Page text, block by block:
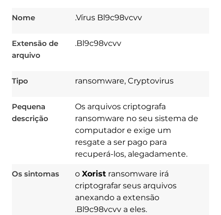
Nome .Vírus Bl9c98vcvv
Extensão de
arquivo
.Bl9c98vcvv
Tipo ransomware, Cryptovirus
Pequena
descrição
Os arquivos criptografa
ransomware no seu sistema de
computador e exige um
resgate a ser pago para
recuperá-los, alegadamente.
Os sintomas o Xoristransomware irá
criptografar seus arquivos
anexando a extensão
.Bl9c98vcvv a eles.